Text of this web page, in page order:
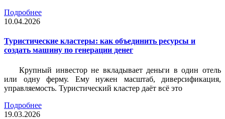
Подробнее
10.04.2026
Туристические кластеры: как объединить ресурсы и
создать машину по генерации денег
Крупный инвестор не вкладывает деньги в один отель
или одну ферму. Ему нужен масштаб, диверсификация,
управляемость. Туристический кластер даёт всё это
Подробнее
19.03.2026